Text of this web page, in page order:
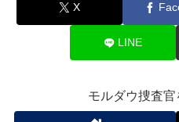
X
LINE
モルダウ捜査